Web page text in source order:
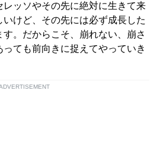
ッソやその先に絶対に生きて来
けど、その先には必ず成長した
。だからこそ、崩れない、崩さ
ても前向きに捉えてやっていき